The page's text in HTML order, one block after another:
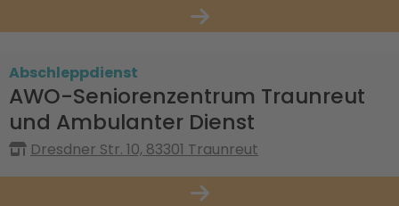
Abschleppdienst
AWO-Seniorenzentrum Traunreut
und Ambulanter Dienst
Dresdner Str. 10, 83301 Traunreut